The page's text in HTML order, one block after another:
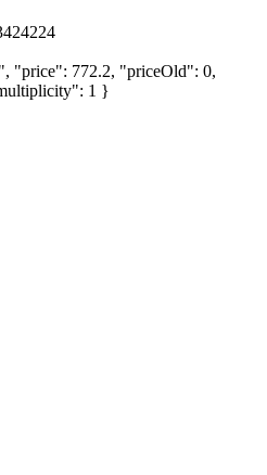
"price": 772.2, "priceOld": 0,
1 }